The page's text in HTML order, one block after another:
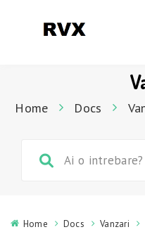
Home Docs
Home Docs Vanzari